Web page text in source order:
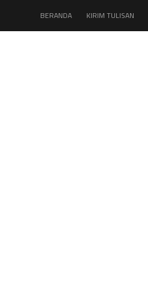
BERANDA KIRIM TULISAN